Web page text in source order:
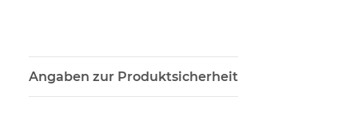
Angaben zur Produktsicherheit